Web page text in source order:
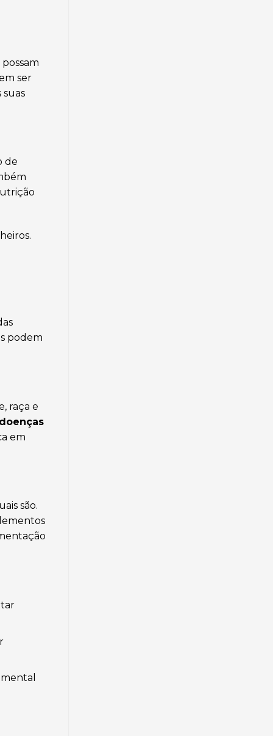
ser
suas
de
podem
raça e
em
são.